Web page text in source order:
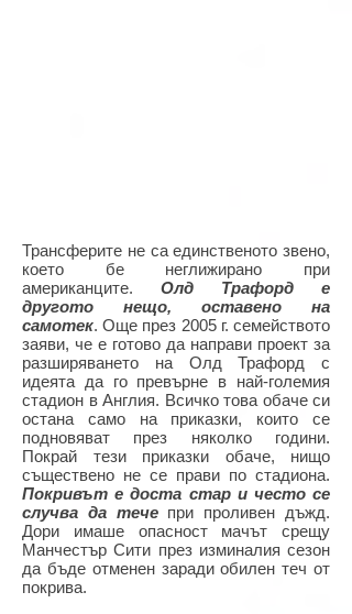
Трансферите не са единственото звено,
което бе неглижирано при
американците. Олд Трафорд е
другото нещо, оставено на
самотек. Още през 2005 г. семейството
заяви, че е готово да направи проект за
разширяването на Олд Трафорд с
идеята да го превърне в най-големия
стадион в Англия. Всичко това обаче си
остана само на приказки, които се
подновяват през няколко години.
Покрай тези приказки обаче, нищо
съществено не се прави по стадиона.
Покривът е доста стар и често се
случва да течепри проливен дъжд.
Дори имаше опасност мачът срещу
Манчестър Сити през изминалия сезон
да бъде отменен заради обилен теч от
покрива.